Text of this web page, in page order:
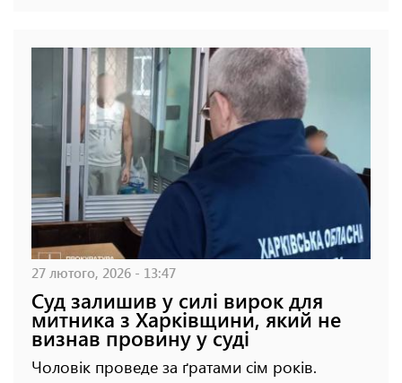
27 лютого, 2026 - 13:47
Суд залишив у силі вирок для
митника з Харківщини, який не
визнав провину у суді
Чоловік проведе за ґратами сім років.